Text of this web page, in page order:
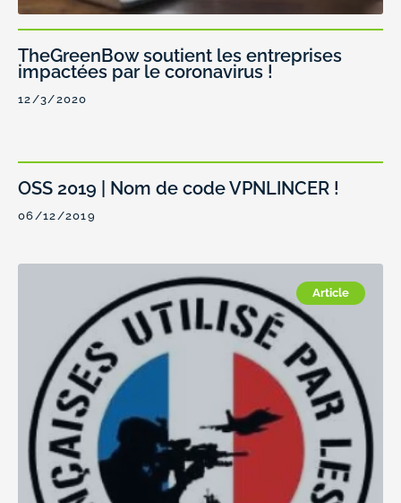
TheGreenBow soutient les entreprises
impactées par le coronavirus !
12/3/2020
OSS 2019 | Nom de code VPNLINCER !
06/12/2019
Article